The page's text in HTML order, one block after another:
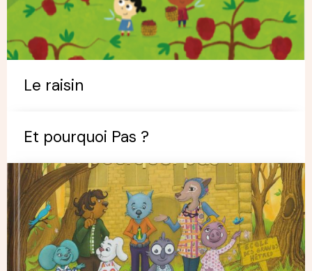
Le raisin
Et pourquoi Pas ?